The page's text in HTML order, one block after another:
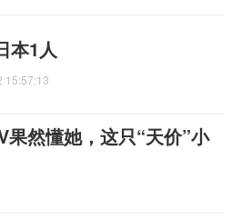
本1人
15:57:13
然懂她，这只“天价”小